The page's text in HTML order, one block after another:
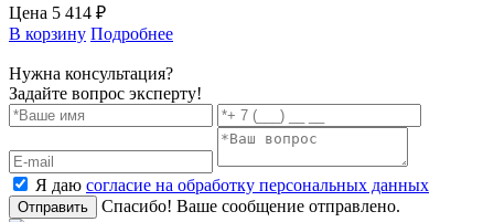
Цена 5 414 ₽
В корзину Подробнее
Нужна консультация?
Задайте вопрос эксперту!
Я даю согласие на обработку персональных данных
Отправить Спасибо! Ваше сообщение отправлено.